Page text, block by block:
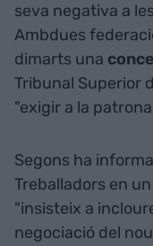
seva negativa a
Ambdues
dimarts una
Tribunal Superior
"exigir a la
Segons ha
Treballadors en
"insisteix a
negociació del